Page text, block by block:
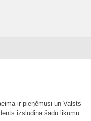
ir pieņēmusi un Valsts
izsludina šādu likumu: